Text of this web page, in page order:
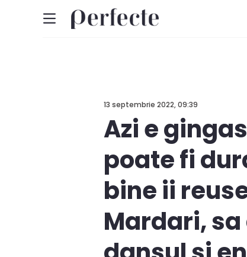
13 septembrie 2022, 09:39
Azi e
poate fi
bine ii
Mardari,